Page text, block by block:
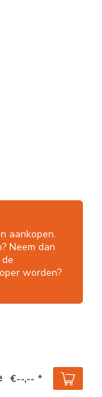
aankopen.
Neem dan
worden?
€--,-- *